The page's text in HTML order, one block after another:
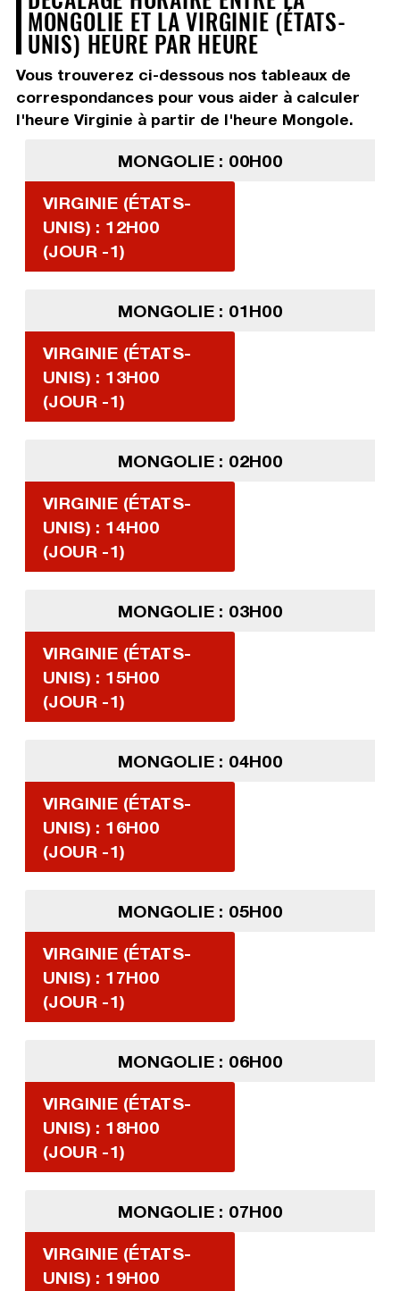
MONGOLIE ET LA VIRGINIE (ÉTATS-
UNIS) HEURE PAR HEURE
Vous trouverez ci-dessous nos tableaux de
correspondances pour vous aider à calculer
l'heure Virginie à partir de l'heure Mongole.
MONGOLIE : 00H00
VIRGINIE (ÉTATS-
UNIS) : 12H00
(JOUR -1)
MONGOLIE : 01H00
VIRGINIE (ÉTATS-
UNIS) : 13H00
(JOUR -1)
MONGOLIE : 02H00
VIRGINIE (ÉTATS-
UNIS) : 14H00
(JOUR -1)
MONGOLIE : 03H00
VIRGINIE (ÉTATS-
UNIS) : 15H00
(JOUR -1)
MONGOLIE : 04H00
VIRGINIE (ÉTATS-
UNIS) : 16H00
(JOUR -1)
MONGOLIE : 05H00
VIRGINIE (ÉTATS-
UNIS) : 17H00
(JOUR -1)
MONGOLIE : 06H00
VIRGINIE (ÉTATS-
UNIS) : 18H00
(JOUR -1)
MONGOLIE : 07H00
VIRGINIE (ÉTATS-
UNIS) : 19H00